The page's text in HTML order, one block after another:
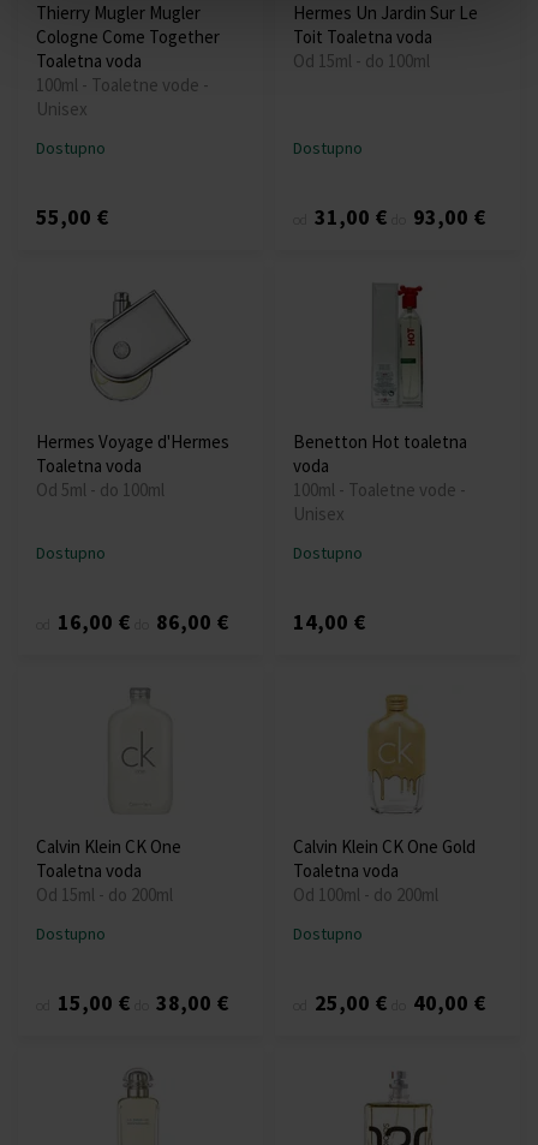
Thierry Mugler Mugler
Cologne Come Together
Toaletna voda
100ml - Toaletne vode -
Unisex
Dostupno
55,00 €
Hermes Un Jardin Sur Le
Toit Toaletna voda
Od 15ml - do 100ml
Dostupno
31,00 € 93,00 €
Hermes Voyage d'Hermes
Toaletna voda
Od 5ml - do 100ml
Dostupno
16,00 € 86,00 €
Benetton Hot toaletna
voda
100ml - Toaletne vode -
Unisex
Dostupno
14,00 €
Calvin Klein CK One
Toaletna voda
Od 15ml - do 200ml
Dostupno
15,00 € 38,00 €
Calvin Klein CK One Gold
Toaletna voda
Od 100ml - do 200ml
Dostupno
25,00 € 40,00 €